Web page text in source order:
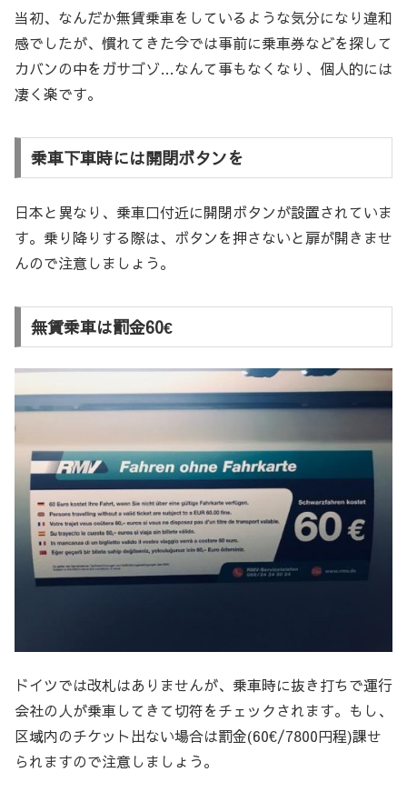
当初、なんだか無賃乗車をしているような気分になり違和
感でしたが、慣れてきた今では事前に乗車券などを探して
カバンの中をガサゴゾ…なんて事もなくなり、個人的には
凄く楽です。
乗車下車時には開閉ボタンを
日本と異なり、乗車口付近に開閉ボタンが設置されていま
す。乗り降りする際は、ボタンを押さないと扉が開きませ
んので注意しましょう。
無賃乗車は罰金60€
ドイツでは改札はありませんが、乗車時に抜き打ちで運行
会社の人が乗車してきて切符をチェックされます。もし、
区域内のチケット出ない場合は罰金(60€/7800円程)課せ
られますので注意しましょう。